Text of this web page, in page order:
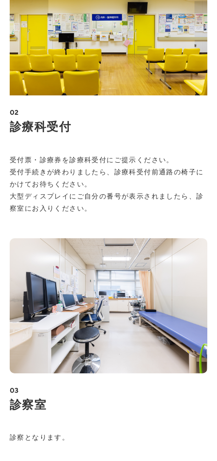
02
診療科受付
受付票・診療券を診療科受付にご提示ください。
受付手続きが終わりましたら、診療科受付前通路の椅子に
かけてお待ちください。
大型ディスプレイにご自分の番号が表示されましたら、診
察室にお入りください。
03
診察室
診察となります。